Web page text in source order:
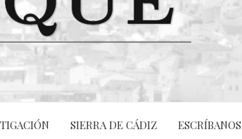
SIERRA DE CÁDIZ ESCRÍBANOS